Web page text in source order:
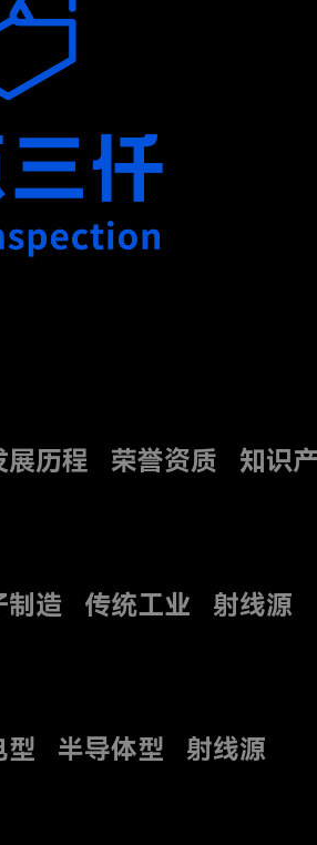
展历程 荣誉资质 知识
制造 传统工业 射线源
型 半导体型 射线源